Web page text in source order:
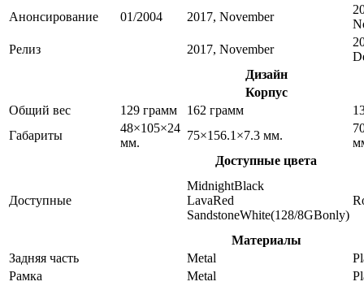
Анонсирование
01/2004 2017, November
Релиз
2017, November
Дизайн
Корпус
Общий вес
129 грамм 162 грамм
Габариты
48×105×24
мм.
75×156.1×7.3 мм.
Доступные цвета
Доступные
MidnightBlack
LavaRed
SandstoneWhite(128/8GBonly)
Материалы
Задняя часть
Metal
Рамка
Metal